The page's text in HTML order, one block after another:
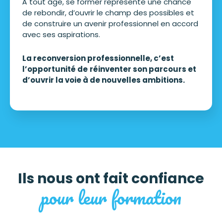
de rebondir, d’ouvrir le champ des possibles et
de construire un avenir professionnel en accord
avec ses aspirations.
La reconversion professionnelle, c’est
l’opportunité de réinventer son parcours et
d’ouvrir la voie à de nouvelles ambitions.
Ils nous ont fait confiance
pour leur formation